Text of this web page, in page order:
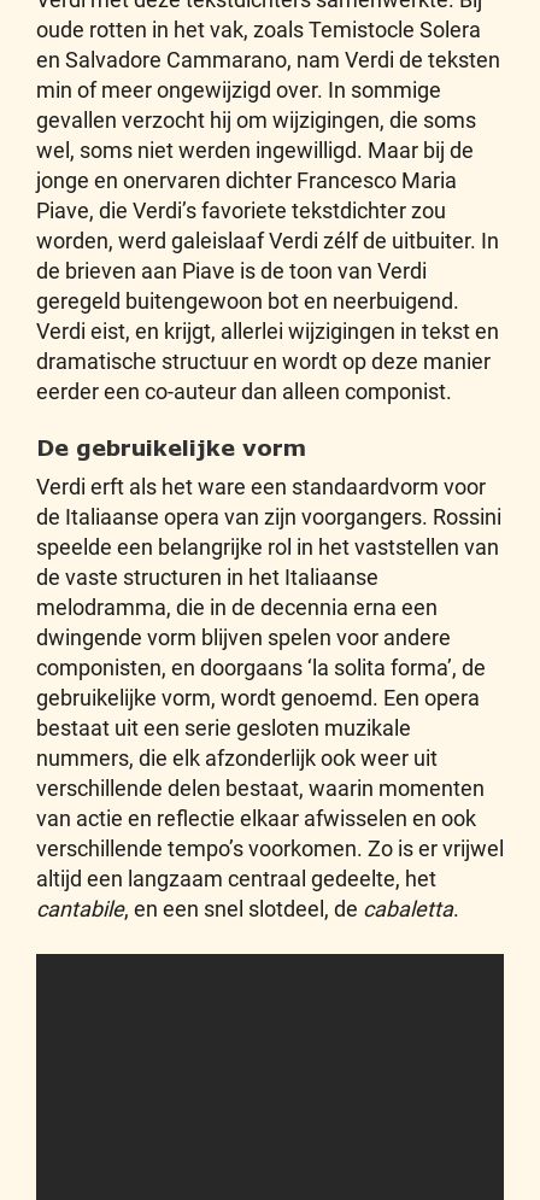
oude rotten in het vak, zoals Temistocle Solera
en Salvadore Cammarano, nam Verdi de teksten
min of meer ongewijzigd over. In sommige
gevallen verzocht hij om wijzigingen, die soms
wel, soms niet werden ingewilligd. Maar bij de
jonge en onervaren dichter Francesco Maria
Piave, die Verdi’s favoriete tekstdichter zou
worden, werd galeislaaf Verdi zélf de uitbuiter. In
de brieven aan Piave is de toon van Verdi
geregeld buitengewoon bot en neerbuigend.
Verdi eist, en krijgt, allerlei wijzigingen in tekst en
dramatische structuur en wordt op deze manier
eerder een co-auteur dan alleen componist.
De gebruikelijke vorm
Verdi erft als het ware een standaardvorm voor
de Italiaanse opera van zijn voorgangers. Rossini
speelde een belangrijke rol in het vaststellen van
de vaste structuren in het Italiaanse
melodramma, die in de decennia erna een
dwingende vorm blijven spelen voor andere
componisten, en doorgaans ‘la solita forma’, de
gebruikelijke vorm, wordt genoemd. Een opera
bestaat uit een serie gesloten muzikale
nummers, die elk afzonderlijk ook weer uit
verschillende delen bestaat, waarin momenten
van actie en reflectie elkaar afwisselen en ook
verschillende tempo’s voorkomen. Zo is er vrijwel
altijd een langzaam centraal gedeelte, het
cantabile, en een snel slotdeel, de cabaletta.